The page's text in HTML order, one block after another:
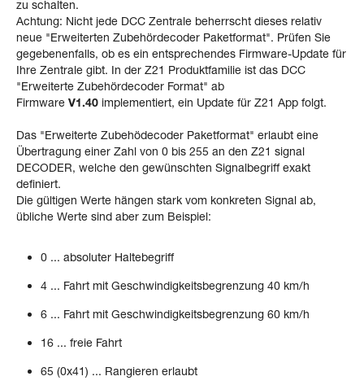
zu schalten.
Achtung: Nicht jede DCC Zentrale beherrscht dieses relativ
neue "Erweiterten Zubehördecoder Paketformat". Prüfen Sie
gegebenenfalls, ob es ein entsprechendes Firmware-Update für
Ihre Zentrale gibt. In der Z21 Produktfamilie ist das DCC
"Erweiterte Zubehördecoder Format" ab
Firmware V1.40 implementiert, ein Update für Z21 App folgt.
Das "Erweiterte Zubehödecoder Paketformat" erlaubt eine
Übertragung einer Zahl von 0 bis 255 an den Z21 signal
DECODER, welche den gewünschten Signalbegriff exakt
definiert.
Die gültigen Werte hängen stark vom konkreten Signal ab,
übliche Werte sind aber zum Beispiel:
0 ... absoluter Haltebegriff
4 ... Fahrt mit Geschwindigkeitsbegrenzung 40 km/h
6 ... Fahrt mit Geschwindigkeitsbegrenzung 60 km/h
16 ... freie Fahrt
65 (0x41) ... Rangieren erlaubt